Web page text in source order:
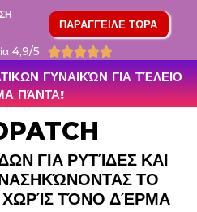
ΠΑΡΑΓΓΕΙΛΕ ΤΩΡΑ
4,9/5 
ΓΥΝΑΙΚΏΝ ΓΙΑ ΤΈΛΕΙΟ
ΠΆΝΤΑ!
ΓΙΑ ΡΥΤΊΔΕΣ ΚΑΙ
ΤΟ
ΤΌΝΟ ΔΈΡΜΑ